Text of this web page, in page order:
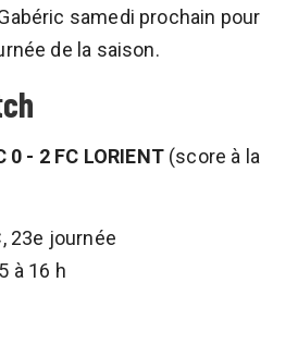
samedi prochain pour
de la saison.
0 - 2 FC LORIENT(score à la
23e journée
à 16 h